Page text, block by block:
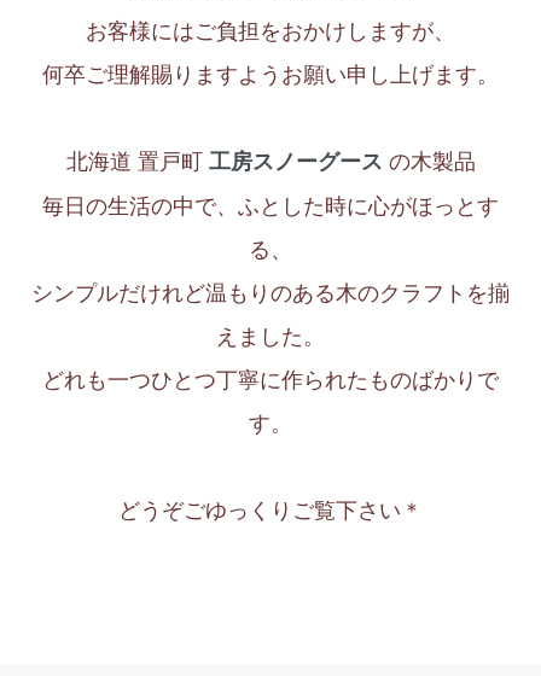
お客様にはご負担をおかけしますが、
何卒ご理解賜りますようお願い申し上げます。
北海道 置戸町工房スノーグース の木製品
毎日の生活の中で、ふとした時に心がほっとす
る、
シンプルだけれど温もりのある木のクラフトを揃
えました。
どれも一つひとつ丁寧に作られたものばかりで
す。
どうぞごゆっくりご覧下さい＊